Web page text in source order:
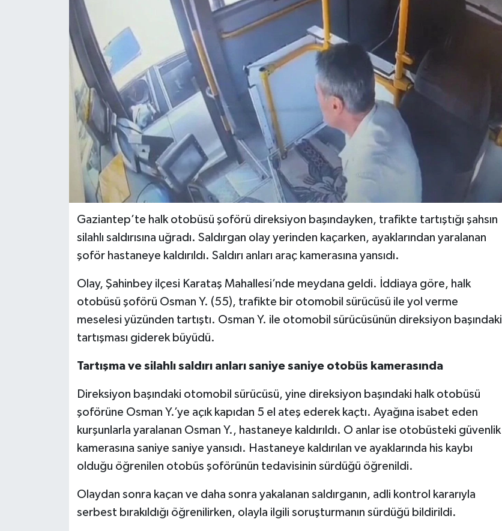
Gaziantep’te halk otobüsü şoförü direksiyon başındayken, trafikte tartıştığı şahsın
silahlı saldırısına uğradı. Saldırgan olay yerinden kaçarken, ayaklarından yaralanan
şoför hastaneye kaldırıldı. Saldırı anları araç kamerasına yansıdı.
Olay, Şahinbey ilçesi Karataş Mahallesi’nde meydana geldi. İddiaya göre, halk
otobüsü şoförü Osman Y. (55), trafikte bir otomobil sürücüsü ile yol verme
meselesi yüzünden tartıştı. Osman Y. ile otomobil sürücüsünün direksiyon başındaki
tartışması giderek büyüdü.
Tartışma ve silahlı saldırı anları saniye saniye otobüs kamerasında
Direksiyon başındaki otomobil sürücüsü, yine direksiyon başındaki halk otobüsü
şoförüne Osman Y.’ye açık kapıdan 5 el ateş ederek kaçtı. Ayağına isabet eden
kurşunlarla yaralanan Osman Y., hastaneye kaldırıldı. O anlar ise otobüsteki güvenlik
kamerasına saniye saniye yansıdı. Hastaneye kaldırılan ve ayaklarında his kaybı
olduğu öğrenilen otobüs şoförünün tedavisinin sürdüğü öğrenildi.
Olaydan sonra kaçan ve daha sonra yakalanan saldırganın, adli kontrol kararıyla
serbest bırakıldığı öğrenilirken, olayla ilgili soruşturmanın sürdüğü bildirildi.